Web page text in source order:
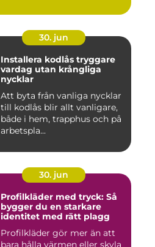
30. jun
Installera kodlås tryggare
vardag utan krångliga
nycklar
Att byta från vanliga nycklar
till kodlås blir allt vanligare,
både i hem, trapphus och på
arbetspla...
30. jun
Profilkläder med tryck: Så
bygger du en starkare
identitet med rätt plagg
Profilkläder gör mer än att
bara hålla värmen eller skyla